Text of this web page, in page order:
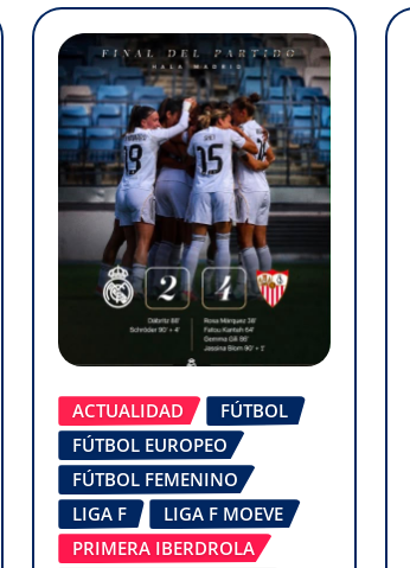
ACTUALIDAD
FÚTBOL
FÚTBOL EUROPEO
FÚTBOL FEMENINO
LIGA F
LIGA F MOEVE
PRIMERA IBERDROLA